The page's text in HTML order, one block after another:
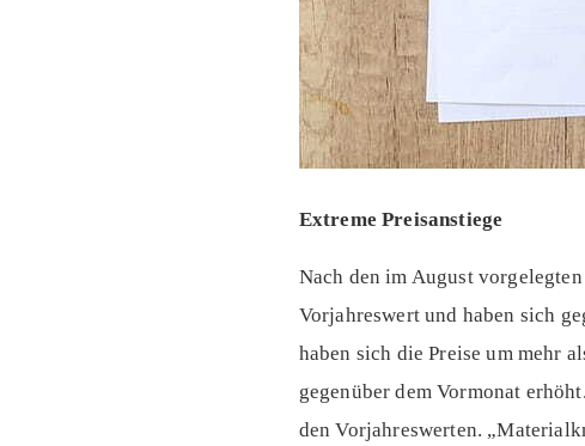
Extreme Preisanstiege
Nach den im August
Vorjahreswert und haben sich
haben sich die Preise um mehr
gegenüber dem Vormonat
den Vorjahreswerten.